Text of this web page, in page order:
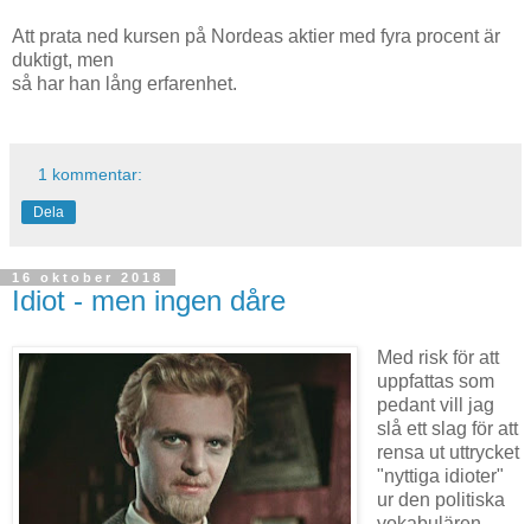
Att prata ned kursen på Nordeas aktier med fyra procent är
duktigt, men
så har han lång erfarenhet.
1 kommentar:
Dela
16 oktober 2018
Idiot - men ingen dåre
Med risk för att
uppfattas som
pedant vill jag
slå ett slag för att
rensa ut uttrycket
"nyttiga idioter"
ur den politiska